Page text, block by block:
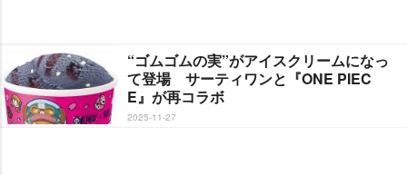
“ゴムゴムの実”がアイスクリームになっ
て登場 サーティワンと『ONE PIEC
E』が再コラボ
2025-11-27